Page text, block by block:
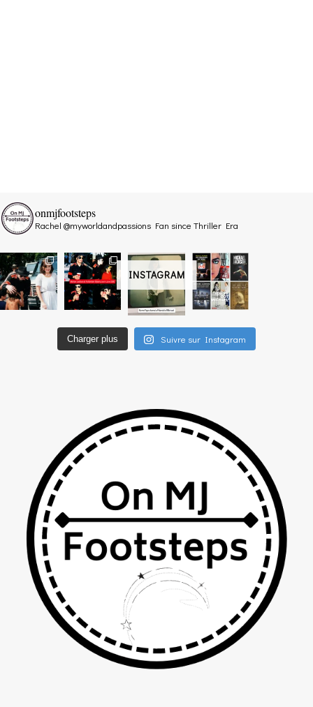
INSTAGRAM
onmjfootsteps
Rachel @myworldandpassions Fan since Thriller Era
Charger plus Suivre sur Instagram